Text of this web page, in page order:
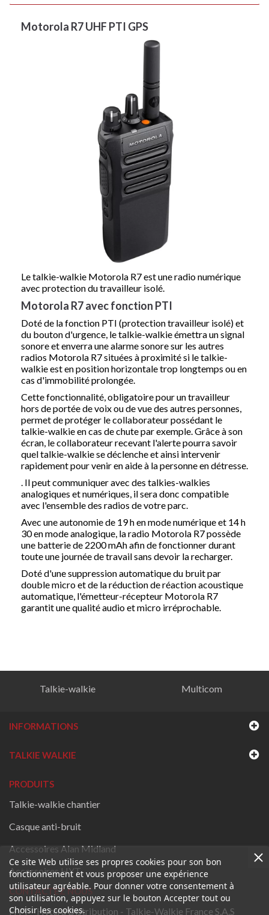
Motorola R7 UHF PTI GPS
Letalkie-walkie Motorola R7est une radio numérique
avec protection du travailleur isolé.
Motorola R7 avec fonction PTI
Doté de lafonction PTI (protection travailleur isolé) et
du bouton d'urgence, le talkie-walkieémettra un signal
sonoreet enverra une alarme sonore sur les autres
radios Motorola R7situées à proximité si le talkie-
walkie est en position horizontale trop longtemps ou en
cas d'immobilité prolongée.
Cette fonctionnalité, obligatoire pour un travailleur
hors de portée de voix ou de vue des autres personnes,
permet deprotéger le collaborateurpossédant le
talkie-walkie en cas de chute par exemple. Grâce à son
écran, le collaborateur recevant l'alerte pourra savoir
quel talkie-walkie se déclenche et ainsi intervenir
rapidement pour venir en aide à la personne en détresse.
. Il peut communiquer avec des talkies-walkies
analogiques et numériques, il sera donc compatible
avec l'ensemble des radios de votre parc.
Avec une autonomie de 19 h en mode numérique et 14 h
30 en mode analogique, la radio Motorola R7 possède
une batterie de 2200 mAh afin de fonctionner durant
toute une journée de travail sans devoir la recharger.
Doté d'unesuppression automatique du bruit par
double microet de la réduction de réaction acoustique
automatique, l'émetteur-récepteur Motorola R7
garantit une qualité audio et micro irréprochable.
Talkie-walkie Multicom
INFORMATIONS
TALKIE WALKIE
PRODUITS
Talkie-walkie chantier
Casque anti-bruit
Accessoires Alan Midland
Accessoires HYT
CONTACTEZ NOUS
HYT - Hytera Distribution - Talkie-Walkie France S.A.S
Ce site Web utilise ses propres cookies pour son bon
fonctionnement et vous proposer une expérience
utilisateur agréable. Pour donner votre consentement à
son utilisation, appuyez sur le bouton Accepter tout ou
Choisir les cookies.